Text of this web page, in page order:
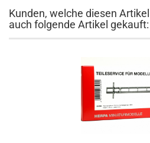
Kunden, welche diesen
auch folgende Artikel gekauft: